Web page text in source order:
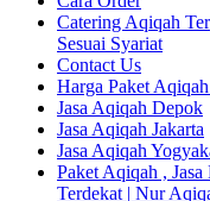
Catering Aqiqah
Sesuai Syariat
Contact Us
Harga Paket
Jasa Aqiqah Depok
Jasa Aqiqah Jakarta
Jasa Aqiqah
Paket Aqiqah ,
Terdekat | Nur